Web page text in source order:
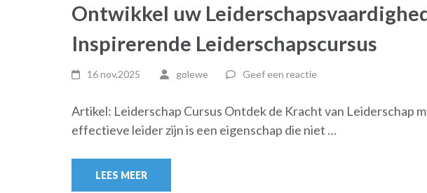
Ontwikkel uw
Inspirerende Leiderschapscursus
16 nov,2025 golewe Geef een reactie
Artikel: Leiderschap Cursus Ontdek de Kracht van Leiderschap
effectieve leider zijn is een eigenschap die niet …
LEES MEER